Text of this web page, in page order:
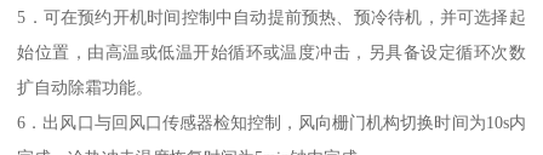
5．可在预约开机时间控制中自动提前预热、预冷待机，并可选择起
始位置，由高温或低温开始循环或温度冲击，另具备设定循环次数
扩自动除霜功能。
6．出风口与回风口传感器检知控制，风向栅门机构切换时间为10s内